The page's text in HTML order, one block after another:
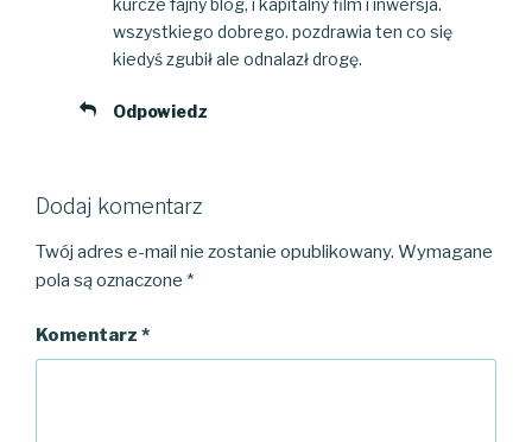
kurcze fajny blog, i kapitalny film i inwersja.
wszystkiego dobrego. pozdrawia ten co się
kiedyś zgubił ale odnalazł drogę.
Odpowiedz
Dodaj komentarz
Twój adres e-mail nie zostanie opublikowany. Wymagane
pola są oznaczone *
Komentarz *